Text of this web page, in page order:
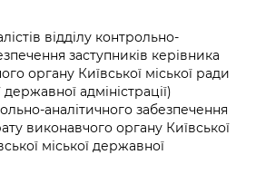
відділу контрольно-
заступників керівника
органу Київської міської ради
державної адміністрації)
аналітичного забезпечення
виконавчого органу Київської
міської державної